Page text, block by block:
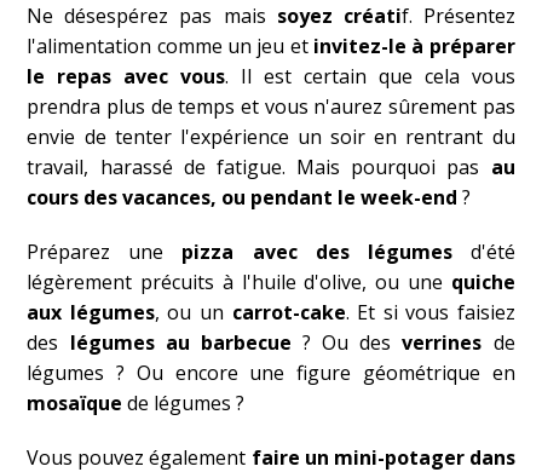
Ne désespérez pas mais soyez créatif. Présentez
l'alimentation comme un jeu etinvitez-le à préparer
le repas avec vous. Il est certain que cela vous
prendra plus de temps et vous n'aurez sûrement pas
envie de tenter l'expérience un soir en rentrant du
travail, harassé de fatigue. Mais pourquoi pas au
cours des vacances, ou pendant le week-end ?
Préparez une pizza avec des légumesd'été
légèrement précuits à l'huile d'olive, ou une quiche
aux légumes, ou un carrot-cake. Et si vous faisiez
des légumes au barbecue ? Ou desverrines de
légumes ? Ou encore une figure géométrique en
mosaïquede légumes ?
Vous pouvez également faire un mini-potager dans